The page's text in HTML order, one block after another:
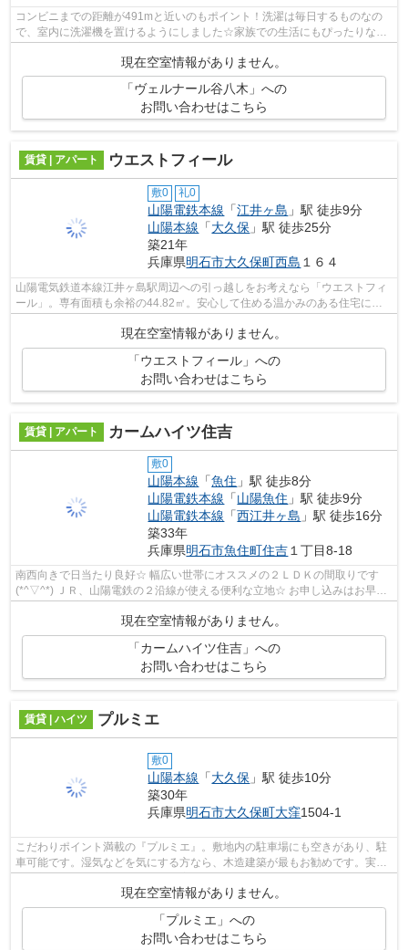
コンビニまでの距離が491mと近いのもポイント！洗濯は毎日するものなの
で、室内に洗濯機を置けるようにしました☆家族での生活にもぴったりな
2LDKで落ち着いた生活！趣きのある木造建築...
現在空室情報がありません。
「ヴェルナール谷八木」への
お問い合わせはこちら
賃貸 | アパート ウエストフィール
敷0 礼0
山陽電鉄本線 「江井ヶ島 」駅 徒歩9分
山陽本線 「大久保 」駅 徒歩25分
築21年
兵庫県明石市大久保町西島 １６４
山陽電気鉄道本線江井ヶ島駅周辺への引っ越しをお考えなら「ウエストフィ
ール」。専有面積も余裕の44.82㎡。安心して住める温かみのある住宅に住
現在空室情報がありません。
「ウエストフィール」への
お問い合わせはこちら
賃貸 | アパート カームハイツ住吉
敷0
山陽本線 「魚住 」駅 徒歩8分
山陽電鉄本線 「山陽魚住 」駅 徒歩9分
山陽電鉄本線 「西江井ヶ島 」駅 徒歩16分
築33年
兵庫県明石市魚住町住吉 １丁目8-18
南西向きで日当たり良好☆ 幅広い世帯にオススメの２ＬＤＫの間取りです
(*^▽^*) ＪＲ、山陽電鉄の２沿線が使える便利な立地☆ お申し込みはお早め
現在空室情報がありません。
「カームハイツ住吉」への
お問い合わせはこちら
賃貸 | ハイツ プルミエ
敷0
山陽本線 「大久保 」駅 徒歩10分
築30年
兵庫県明石市大久保町大窪1504-1
こだわりポイント満載の『プルミエ』。敷地内の駐車場にも空きがあり、駐
車可能です。湿気などを気にする方なら、木造建築が最もお勧めです。実際
にお部屋が見たい方、こちらはご案内...
現在空室情報がありません。
「プルミエ」への
お問い合わせはこちら